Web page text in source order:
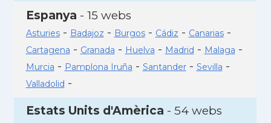
Espanya - 15 webs
Asturies- Badajoz - Burgos- Cádiz - Canarias-
Cartagena - Granada - Huelva - Madrid - Malaga -
Murcia - Pamplona Iruña - Santander- Sevilla -
Valladolid -
Estats Units d'Amèrica - 54 webs